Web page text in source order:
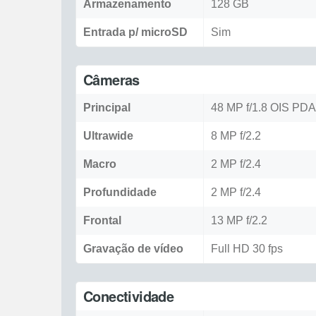
Armazenamento 128 GB
Entrada p/ microSD Sim
Câmeras
Principal 48 MP f/1.8 OIS
Ultrawide 8 MP f/2.2
Macro 2 MP f/2.4
Profundidade 2 MP f/2.4
Frontal 13 MP f/2.2
Gravação de vídeo Full HD 30 fps
Conectividade